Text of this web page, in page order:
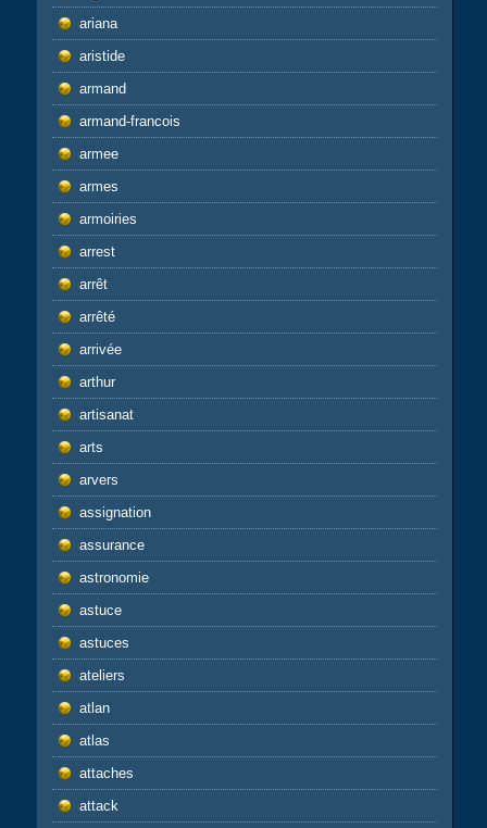
ariana
aristide
armand
armand-francois
armee
armes
armoiries
arrest
arrêt
arrêté
arrivée
arthur
artisanat
arts
arvers
assignation
assurance
astronomie
astuce
astuces
ateliers
atlan
atlas
attaches
attack